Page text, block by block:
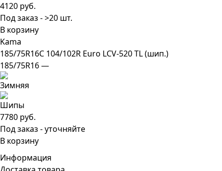
4120 руб.
Под заказ - >20 шт.
В корзину
Kama
185/75R16C 104/102R Euro LCV-520 TL (шип.)
185/75R16 —
7780 руб.
Под заказ - уточняйте
В корзину
Информация